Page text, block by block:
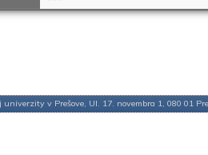
v Prešove, Ul. 17. novembra 1, 080 01